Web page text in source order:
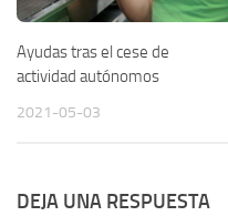
Ayudas tras el cese de
actividad autónomos
2021-05-03
DEJA UNA RESPUESTA